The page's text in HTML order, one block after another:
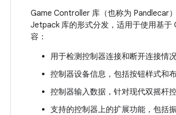
Game Controller 库（也称为 Pandlecar
Jetpack 库的形式分发，适用于使用基
容：
用于检测控制器连接和断开连接情
控制器设备信息，包括按钮样式和
控制器输入数据，针对现代双摇杆
支持的控制器上的扩展功能，包括